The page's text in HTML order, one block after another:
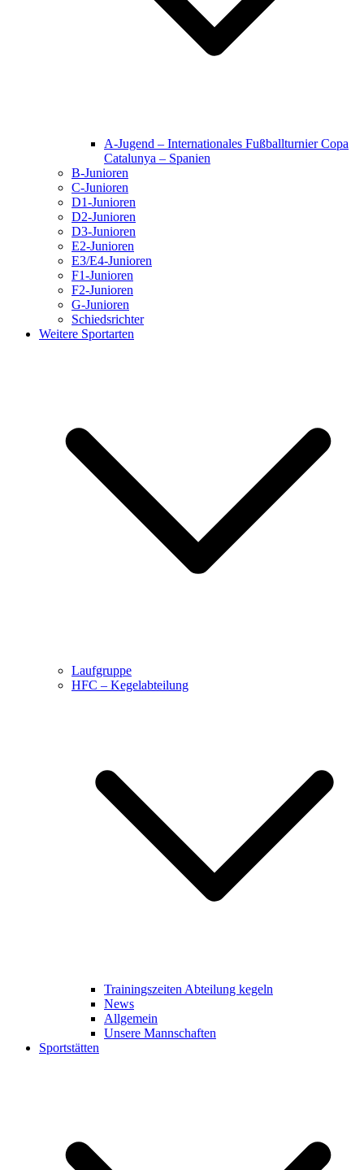
A-Jugend – Internationales Fußballturnier Copa
Catalunya – Spanien
B-Junioren
C-Junioren
D1-Junioren
D2-Junioren
D3-Junioren
E2-Junioren
E3/E4-Junioren
F1-Junioren
F2-Junioren
G-Junioren
Schiedsrichter
Weitere Sportarten
Laufgruppe
HFC – Kegelabteilung
Trainingszeiten Abteilung kegeln
News
Allgemein
Unsere Mannschaften
Sportstätten